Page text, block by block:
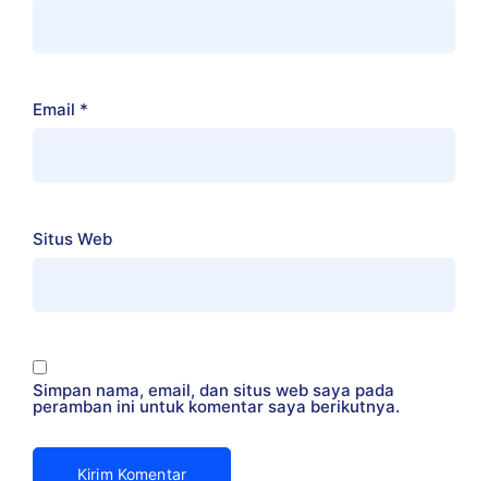
Email *
Situs Web
Simpan nama, email, dan situs web saya pada
peramban ini untuk komentar saya berikutnya.